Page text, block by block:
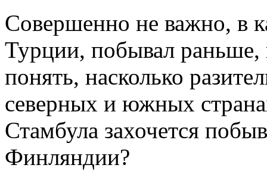
Совершенно не важно, в
Турции, побывал раньше,
понять, насколько
северных и южных
Стамбула захочется
Финляндии?